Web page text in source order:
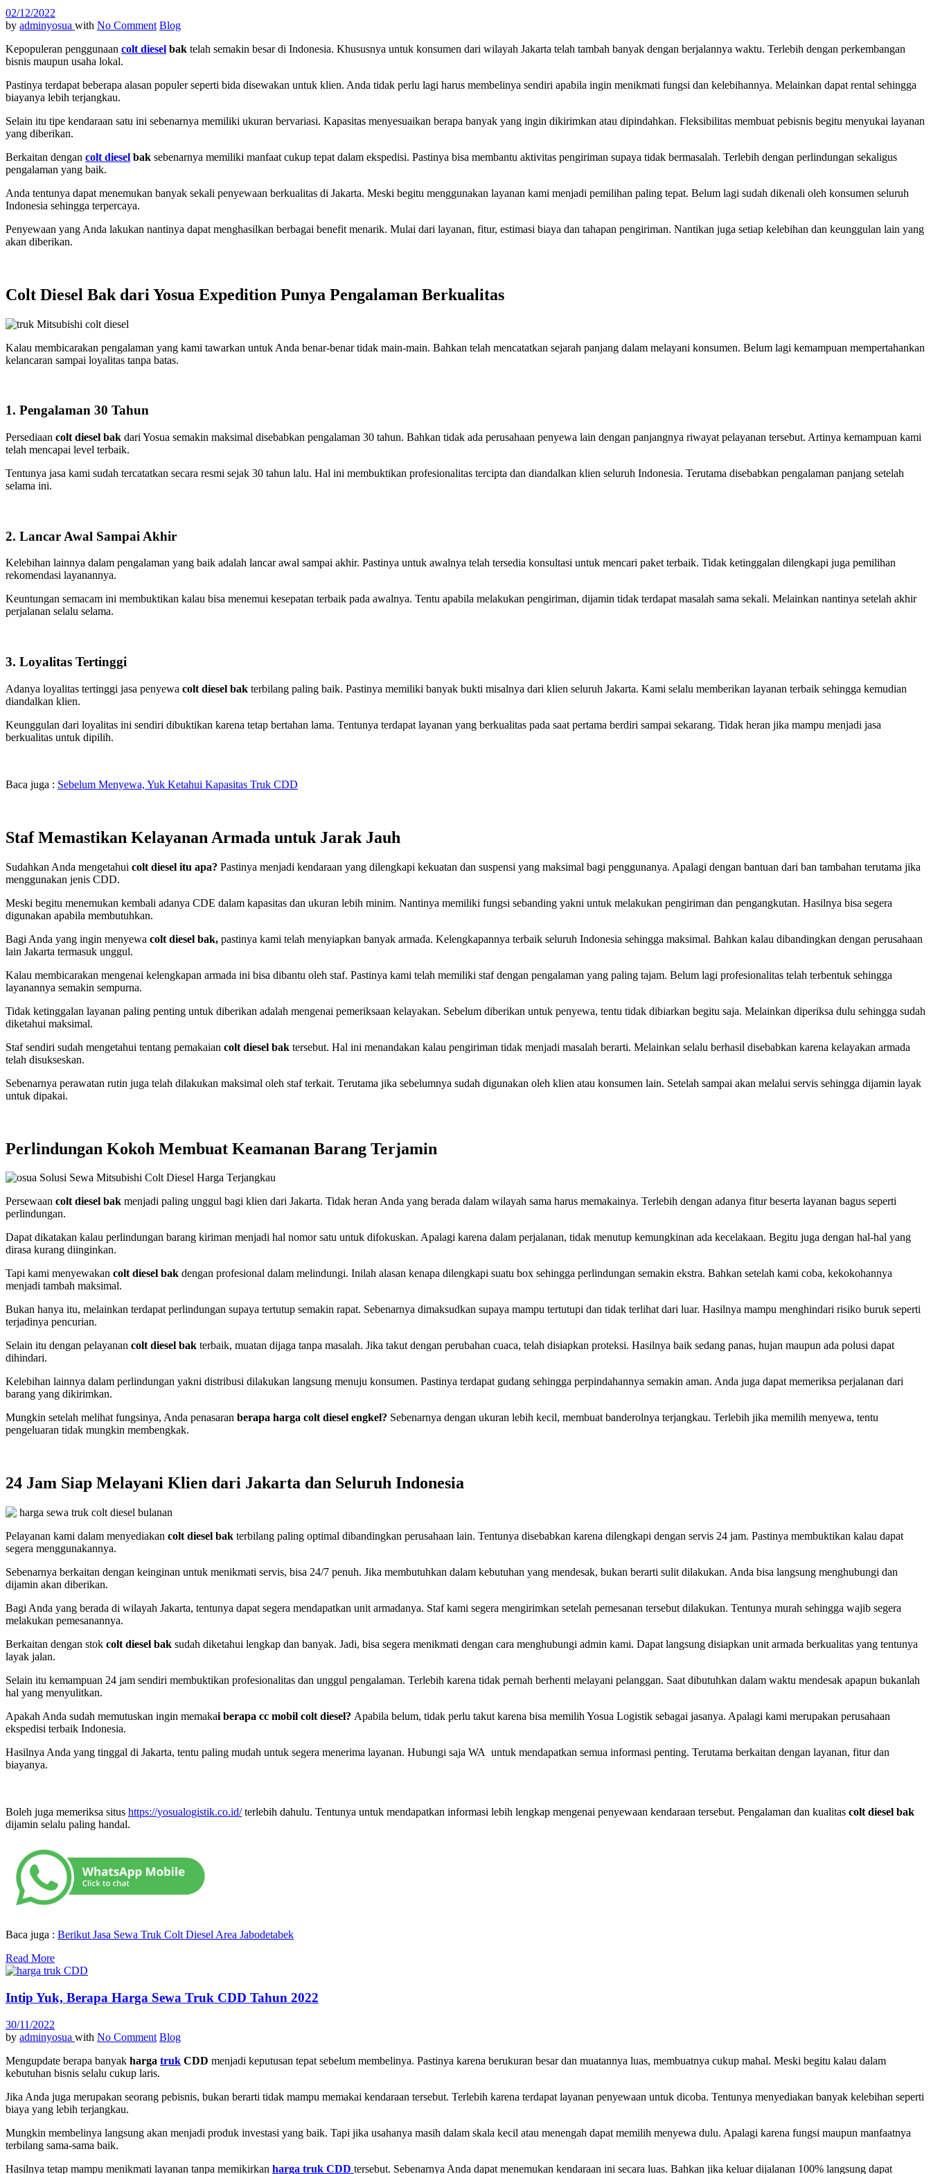
02/12/2022
by adminyosua with No Comment Blog
Kepopuleran penggunaan colt diesel bak telah semakin besar di Indonesia. Khususnya untuk konsumen dari wilayah Jakarta telah tambah banyak dengan berjalannya waktu. Terlebih dengan perkembangan
bisnis maupun usaha lokal.
Pastinya terdapat beberapa alasan populer seperti bida disewakan untuk klien. Anda tidak perlu lagi harus membelinya sendiri apabila ingin menikmati fungsi dan kelebihannya. Melainkan dapat rental sehingga
biayanya lebih terjangkau.
Selain itu tipe kendaraan satu ini sebenarnya memiliki ukuran bervariasi. Kapasitas menyesuaikan berapa banyak yang ingin dikirimkan atau dipindahkan. Fleksibilitas membuat pebisnis begitu menyukai layanan
yang diberikan.
Berkaitan dengan colt diesel bak sebenarnya memiliki manfaat cukup tepat dalam ekspedisi. Pastinya bisa membantu aktivitas pengiriman supaya tidak bermasalah. Terlebih dengan perlindungan sekaligus
pengalaman yang baik.
Anda tentunya dapat menemukan banyak sekali penyewaan berkualitas di Jakarta. Meski begitu menggunakan layanan kami menjadi pemilihan paling tepat. Belum lagi sudah dikenali oleh konsumen seluruh
Indonesia sehingga terpercaya.
Penyewaan yang Anda lakukan nantinya dapat menghasilkan berbagai benefit menarik. Mulai dari layanan, fitur, estimasi biaya dan tahapan pengiriman. Nantikan juga setiap kelebihan dan keunggulan lain yang
akan diberikan.
Colt Diesel Bak dari Yosua Expedition Punya Pengalaman Berkualitas
Kalau membicarakan pengalaman yang kami tawarkan untuk Anda benar-benar tidak main-main. Bahkan telah mencatatkan sejarah panjang dalam melayani konsumen. Belum lagi kemampuan mempertahankan
kelancaran sampai loyalitas tanpa batas.
1. Pengalaman 30 Tahun
Persediaan colt diesel bak dari Yosua semakin maksimal disebabkan pengalaman 30 tahun. Bahkan tidak ada perusahaan penyewa lain dengan panjangnya riwayat pelayanan tersebut. Artinya kemampuan kami
telah mencapai level terbaik.
Tentunya jasa kami sudah tercatatkan secara resmi sejak 30 tahun lalu. Hal ini membuktikan profesionalitas tercipta dan diandalkan klien seluruh Indonesia. Terutama disebabkan pengalaman panjang setelah
selama ini.
2. Lancar Awal Sampai Akhir
Kelebihan lainnya dalam pengalaman yang baik adalah lancar awal sampai akhir. Pastinya untuk awalnya telah tersedia konsultasi untuk mencari paket terbaik. Tidak ketinggalan dilengkapi juga pemilihan
rekomendasi layanannya.
Keuntungan semacam ini membuktikan kalau bisa menemui kesepatan terbaik pada awalnya. Tentu apabila melakukan pengiriman, dijamin tidak terdapat masalah sama sekali. Melainkan nantinya setelah akhir
perjalanan selalu selama.
3. Loyalitas Tertinggi
Adanya loyalitas tertinggi jasa penyewa colt diesel bak terbilang paling baik. Pastinya memiliki banyak bukti misalnya dari klien seluruh Jakarta. Kami selalu memberikan layanan terbaik sehingga kemudian
diandalkan klien.
Keunggulan dari loyalitas ini sendiri dibuktikan karena tetap bertahan lama. Tentunya terdapat layanan yang berkualitas pada saat pertama berdiri sampai sekarang. Tidak heran jika mampu menjadi jasa
berkualitas untuk dipilih.
Baca juga : Sebelum Menyewa, Yuk Ketahui Kapasitas Truk CDD
Staf Memastikan Kelayanan Armada untuk Jarak Jauh
Sudahkan Anda mengetahui colt diesel itu apa? Pastinya menjadi kendaraan yang dilengkapi kekuatan dan suspensi yang maksimal bagi penggunanya. Apalagi dengan bantuan dari ban tambahan terutama jika
menggunakan jenis CDD.
Meski begitu menemukan kembali adanya CDE dalam kapasitas dan ukuran lebih minim. Nantinya memiliki fungsi sebanding yakni untuk melakukan pengiriman dan pengangkutan. Hasilnya bisa segera
digunakan apabila membutuhkan.
Bagi Anda yang ingin menyewa colt diesel bak, pastinya kami telah menyiapkan banyak armada. Kelengkapannya terbaik seluruh Indonesia sehingga maksimal. Bahkan kalau dibandingkan dengan perusahaan
lain Jakarta termasuk unggul.
Kalau membicarakan mengenai kelengkapan armada ini bisa dibantu oleh staf. Pastinya kami telah memiliki staf dengan pengalaman yang paling tajam. Belum lagi profesionalitas telah terbentuk sehingga
layanannya semakin sempurna.
Tidak ketinggalan layanan paling penting untuk diberikan adalah mengenai pemeriksaan kelayakan. Sebelum diberikan untuk penyewa, tentu tidak dibiarkan begitu saja. Melainkan diperiksa dulu sehingga sudah
diketahui maksimal.
Staf sendiri sudah mengetahui tentang pemakaian colt diesel bak tersebut. Hal ini menandakan kalau pengiriman tidak menjadi masalah berarti. Melainkan selalu berhasil disebabkan karena kelayakan armada
telah disukseskan.
Sebenarnya perawatan rutin juga telah dilakukan maksimal oleh staf terkait. Terutama jika sebelumnya sudah digunakan oleh klien atau konsumen lain. Setelah sampai akan melalui servis sehingga dijamin layak
untuk dipakai.
Perlindungan Kokoh Membuat Keamanan Barang Terjamin
Persewaan colt diesel bak menjadi paling unggul bagi klien dari Jakarta. Tidak heran Anda yang berada dalam wilayah sama harus memakainya. Terlebih dengan adanya fitur beserta layanan bagus seperti
perlindungan.
Dapat dikatakan kalau perlindungan barang kiriman menjadi hal nomor satu untuk difokuskan. Apalagi karena dalam perjalanan, tidak menutup kemungkinan ada kecelakaan. Begitu juga dengan hal-hal yang
dirasa kurang diinginkan.
Tapi kami menyewakan colt diesel bak dengan profesional dalam melindungi. Inilah alasan kenapa dilengkapi suatu box sehingga perlindungan semakin ekstra. Bahkan setelah kami coba, kekokohannya
menjadi tambah maksimal.
Bukan hanya itu, melainkan terdapat perlindungan supaya tertutup semakin rapat. Sebenarnya dimaksudkan supaya mampu tertutupi dan tidak terlihat dari luar. Hasilnya mampu menghindari risiko buruk seperti
terjadinya pencurian.
Selain itu dengan pelayanan colt diesel bak terbaik, muatan dijaga tanpa masalah. Jika takut dengan perubahan cuaca, telah disiapkan proteksi. Hasilnya baik sedang panas, hujan maupun ada polusi dapat
dihindari.
Kelebihan lainnya dalam perlindungan yakni distribusi dilakukan langsung menuju konsumen. Pastinya terdapat gudang sehingga perpindahannya semakin aman. Anda juga dapat memeriksa perjalanan dari
barang yang dikirimkan.
Mungkin setelah melihat fungsinya, Anda penasaran berapa harga colt diesel engkel? Sebenarnya dengan ukuran lebih kecil, membuat banderolnya terjangkau. Terlebih jika memilih menyewa, tentu
pengeluaran tidak mungkin membengkak.
24 Jam Siap Melayani Klien dari Jakarta dan Seluruh Indonesia
Pelayanan kami dalam menyediakan colt diesel bak terbilang paling optimal dibandingkan perusahaan lain. Tentunya disebabkan karena dilengkapi dengan servis 24 jam. Pastinya membuktikan kalau dapat
segera menggunakannya.
Sebenarnya berkaitan dengan keinginan untuk menikmati servis, bisa 24/7 penuh. Jika membutuhkan dalam kebutuhan yang mendesak, bukan berarti sulit dilakukan. Anda bisa langsung menghubungi dan
dijamin akan diberikan.
Bagi Anda yang berada di wilayah Jakarta, tentunya dapat segera mendapatkan unit armadanya. Staf kami segera mengirimkan setelah pemesanan tersebut dilakukan. Tentunya murah sehingga wajib segera
melakukan pemesanannya.
Berkaitan dengan stok colt diesel bak sudah diketahui lengkap dan banyak. Jadi, bisa segera menikmati dengan cara menghubungi admin kami. Dapat langsung disiapkan unit armada berkualitas yang tentunya
layak jalan.
Selain itu kemampuan 24 jam sendiri membuktikan profesionalitas dan unggul pengalaman. Terlebih karena tidak pernah berhenti melayani pelanggan. Saat dibutuhkan dalam waktu mendesak apapun bukanlah
hal yang menyulitkan.
Apakah Anda sudah memutuskan ingin memakai berapa cc mobil colt diesel? Apabila belum, tidak perlu takut karena bisa memilih Yosua Logistik sebagai jasanya. Apalagi kami merupakan perusahaan
ekspedisi terbaik Indonesia.
Hasilnya Anda yang tinggal di Jakarta, tentu paling mudah untuk segera menerima layanan. Hubungi saja WA untuk mendapatkan semua informasi penting. Terutama berkaitan dengan layanan, fitur dan
biayanya.
Boleh juga memeriksa situs https://yosualogistik.co.id/terlebih dahulu. Tentunya untuk mendapatkan informasi lebih lengkap mengenai penyewaan kendaraan tersebut. Pengalaman dan kualitas colt diesel bak
dijamin selalu paling handal.
Baca juga : Berikut Jasa Sewa Truk Colt Diesel Area Jabodetabek
Read More
Intip Yuk, Berapa Harga Sewa Truk CDD Tahun 2022
30/11/2022
by adminyosua with No Comment Blog
Mengupdate berapa banyak harga truk CDD menjadi keputusan tepat sebelum membelinya. Pastinya karena berukuran besar dan muatannya luas, membuatnya cukup mahal. Meski begitu kalau dalam
kebutuhan bisnis selalu cukup laris.
Jika Anda juga merupakan seorang pebisnis, bukan berarti tidak mampu memakai kendaraan tersebut. Terlebih karena terdapat layanan penyewaan untuk dicoba. Tentunya menyediakan banyak kelebihan seperti
biaya yang lebih terjangkau.
Mungkin membelinya langsung akan menjadi produk investasi yang baik. Tapi jika usahanya masih dalam skala kecil atau menengah dapat memilih menyewa dulu. Apalagi karena fungsi maupun manfaatnya
terbilang sama-sama baik.
Hasilnya tetap mampu menikmati layanan tanpa memikirkan harga truk CDD tersebut. Sebenarnya Anda dapat menemukan kendaraan ini secara luas. Bahkan jika keluar dijalanan 100% langsung dapat